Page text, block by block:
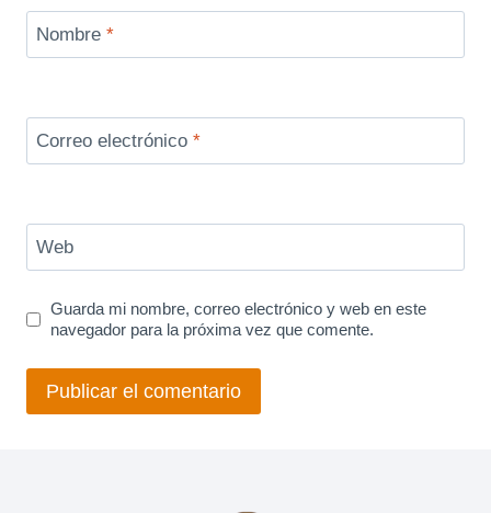
Nombre *
Correo electrónico *
Web
Guarda mi nombre, correo electrónico y web en este
navegador para la próxima vez que comente.